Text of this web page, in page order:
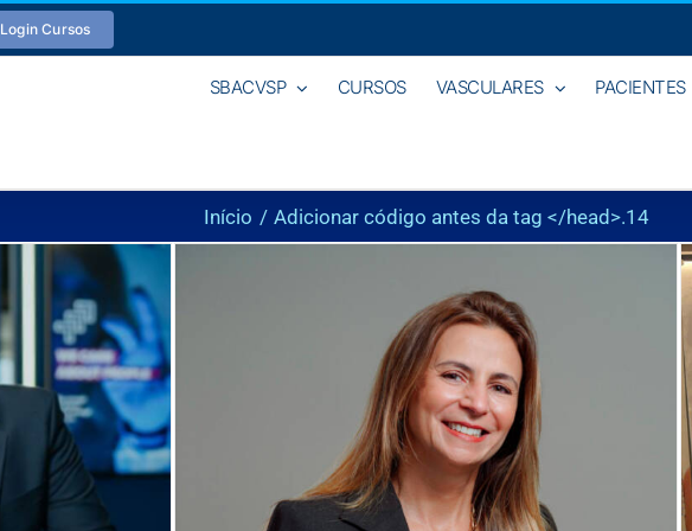
Login Cursos
SBACVSP CURSOS VASCULARES PACIENTES
Início Adicionar código antes da tag </head>.14